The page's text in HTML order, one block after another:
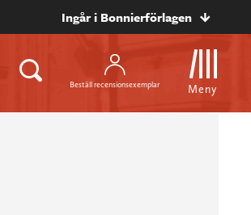
Ingår i Bonnierförlagen
Beställ recensionsexemplar Meny